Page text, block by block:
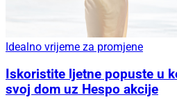
Idealno vrijeme za promjene
Iskoristite ljetne popuste u
svoj dom uz Hespo akcije